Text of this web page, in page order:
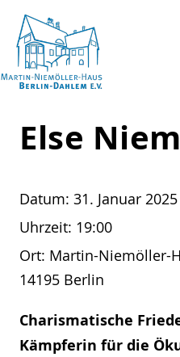
Skip
content
Martin-
Niemöller-
Berlin-
Dahlem
Else
Datum: 31. Januar 2025
Uhrzeit: 19:00
Ort: Martin-Niemöller-
14195 Berlin
Charismatische
Kämpferin für die